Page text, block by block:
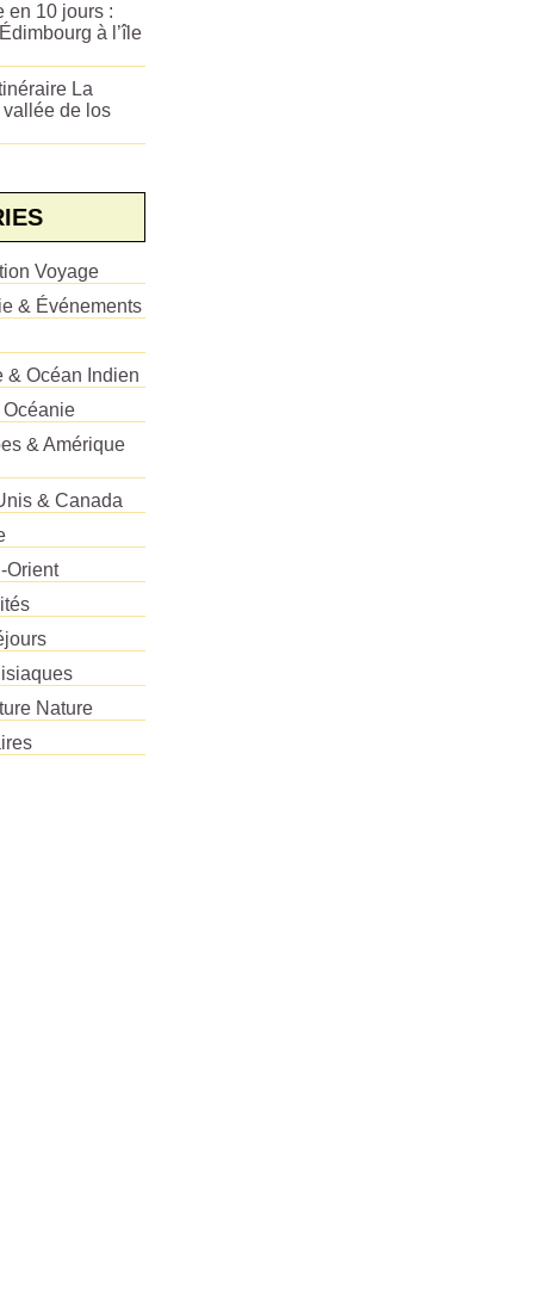
en 10 jours :
à l’île
La
de los
Voyage
& Événements
& Océan Indien
& Amérique
& Canada
Orient
Nature